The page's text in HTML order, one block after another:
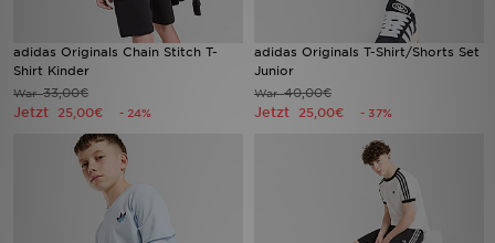
adidas Originals Chain Stitch T-
Shirt Kinder
War33,00€
Jetzt 25,00€ - 24%
adidas Originals T-Shirt/Shorts Set
Junior
War40,00€
Jetzt 25,00€ - 37%
Meine Nachrichten
Bestellverfolgung
Hilfe & Kontakt
Trending Styles